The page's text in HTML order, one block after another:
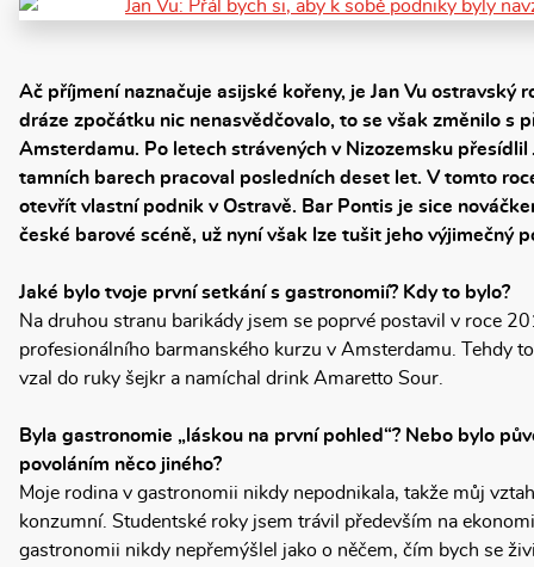
Ač příjmení naznačuje asijské kořeny, je Jan Vu ostravský
dráze zpočátku nic nenasvědčovalo, to se však změnilo s
Amsterdamu. Po letech strávených v Nizozemsku přesídlil
tamních barech pracoval posledních deset let. V tomto
otevřít vlastní podnik v Ostravě. Bar Pontis je sice
české barové scéně, už nyní však lze tušit jeho výjimečný
Jaké bylo tvoje první setkání s gastronomií? Kdy to bylo?
Na druhou stranu barikády jsem se poprvé postavil v roce
profesionálního barmanského kurzu v Amsterdamu. Tehdy
vzal do ruky šejkr a namíchal drink Amaretto Sour.
Byla gastronomie „láskou na první pohled“? Nebo bylo
povoláním něco jiného?
Moje rodina v gastronomii nikdy nepodnikala, takže můj
konzumní. Studentské roky jsem trávil především na
gastronomii nikdy nepřemýšlel jako o něčem, čím bych se